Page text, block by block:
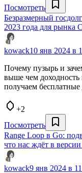
Посмотреть
Безразмерный
2023 года для
kowack10 янв 2024 в
Почему пузырь и
выше чем
получаем бесплатные
+2
Посмотреть
Range Loop в Go:
что нас ждёт в
kowack9 янв 2024 в